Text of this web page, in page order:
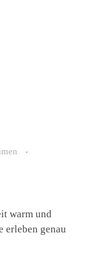
warm und
erleben genau